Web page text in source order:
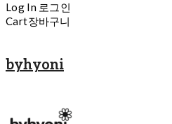
Log In 로그인
Cart장바구니
byhyoni